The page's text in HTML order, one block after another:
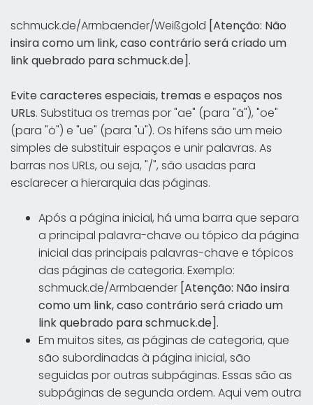
schmuck.de/Armbaender/Weißgold [Atenção: Não
insira como um link, caso contrário será criado um
link quebrado para schmuck.de].
Evite caracteres especiais, tremas e espaços nos
URLs. Substitua os tremas por "ae" (para "ä"), "oe"
(para "ö") e "ue" (para "ü"). Os hífens são um meio
simples de substituir espaços e unir palavras. As
barras nos URLs, ou seja, "/", são usadas para
esclarecer a hierarquia das páginas.
Após a página inicial, há uma barra que separa
a principal palavra-chave ou tópico da página
inicial das principais palavras-chave e tópicos
das páginas de categoria. Exemplo:
schmuck.de/Armbaender [Atenção: Não insira
como um link, caso contrário será criado um
link quebrado para schmuck.de].
Em muitos sites, as páginas de categoria, que
são subordinadas à página inicial, são
seguidas por outras subpáginas. Essas são as
subpáginas de segunda ordem. Aqui vem outra